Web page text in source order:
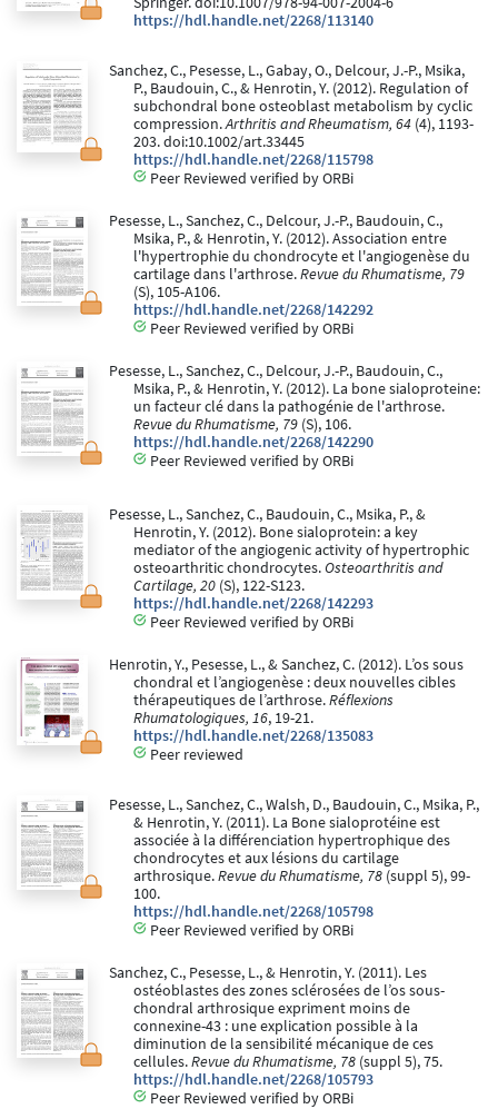
https://hdl.handle.net/2268/113140
Sanchez, C., Pesesse, L., Gabay, O., Delcour, J.-P., Msika,
P., Baudouin, C., & Henrotin, Y. (2012). Regulation of
subchondral bone osteoblast metabolism by cyclic
compression.Arthritis and Rheumatism, 64 (4), 1193-
203. doi:10.1002/art.33445
https://hdl.handle.net/2268/115798
Peer Reviewed verified by ORBi
Pesesse, L., Sanchez, C., Delcour, J.-P., Baudouin, C.,
Msika, P., & Henrotin, Y. (2012). Association entre
l'hypertrophie du chondrocyte et l'angiogenèse du
cartilage dans l'arthrose.Revue du Rhumatisme, 79
(S), 105-A106.
https://hdl.handle.net/2268/142292
Peer Reviewed verified by ORBi
Pesesse, L., Sanchez, C., Delcour, J.-P., Baudouin, C.,
Msika, P., & Henrotin, Y. (2012). La bone sialoproteine:
un facteur clé dans la pathogénie de l'arthrose.
Revue du Rhumatisme, 79 (S), 106.
https://hdl.handle.net/2268/142290
Peer Reviewed verified by ORBi
Pesesse, L., Sanchez, C., Baudouin, C., Msika, P., &
Henrotin, Y. (2012). Bone sialoprotein: a key
mediator of the angiogenic activity of hypertrophic
osteoarthritic chondrocytes.Osteoarthritis and
Cartilage, 20 (S), 122-S123.
https://hdl.handle.net/2268/142293
Peer Reviewed verified by ORBi
Henrotin, Y., Pesesse, L., & Sanchez, C. (2012). L’os sous
chondral et l’angiogenèse : deux nouvelles cibles
thérapeutiques de l’arthrose.Réflexions
Rhumatologiques, 16, 19-21.
https://hdl.handle.net/2268/135083
Peer reviewed
Pesesse, L., Sanchez, C., Walsh, D., Baudouin, C., Msika, P.,
& Henrotin, Y. (2011). La Bone sialoprotéine est
associée à la différenciation hypertrophique des
chondrocytes et aux lésions du cartilage
arthrosique.Revue du Rhumatisme, 78 (suppl 5), 99-
100.
https://hdl.handle.net/2268/105798
Peer Reviewed verified by ORBi
Sanchez, C., Pesesse, L., & Henrotin, Y. (2011). Les
ostéoblastes des zones sclérosées de l’os sous-
chondral arthrosique expriment moins de
connexine-43 : une explication possible à la
diminution de la sensibilité mécanique de ces
cellules.Revue du Rhumatisme, 78 (suppl 5), 75.
https://hdl.handle.net/2268/105793
Peer Reviewed verified by ORBi